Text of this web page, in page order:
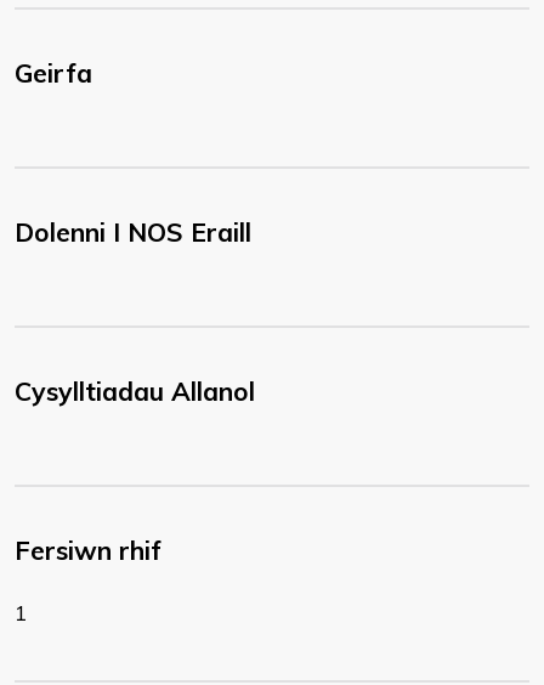
Geirfa
Dolenni I NOS Eraill
Cysylltiadau Allanol
Fersiwn rhif
1